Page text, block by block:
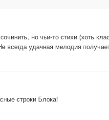
но чьи-то стихи (хоть
всегда удачная мелодия
строки Блока!